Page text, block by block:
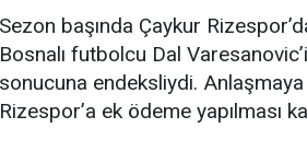
Sezon başında Çaykur
Bosnalı futbolcu Dal
sonucuna endeksliydi.
Rizespor’a ek ödeme yapılması